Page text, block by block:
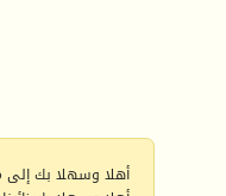
أهلا وسهلا بك إلى